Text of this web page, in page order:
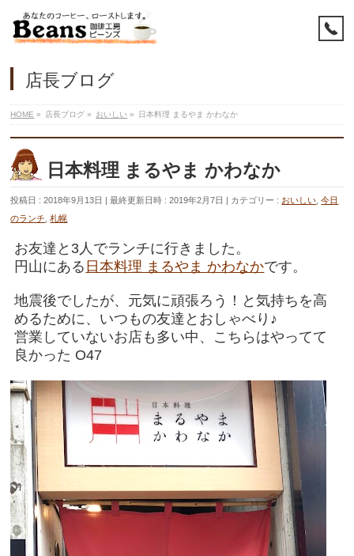
店長ブログ
HOME » 店長ブログ » おいしい » 日本料理 まるやま かわなか
日本料理 まるやま かわなか
投稿日 : 2018年9月13日 最終更新日時 : 2019年2月7日 カテゴリー : おいしい ,今日
のランチ ,札幌
お友達と3人でランチに行きました。
円山にある 日本料理 まるやま かわなかです。
地震後でしたが、元気に頑張ろう！と気持ちを高
めるために、いつもの友達とおしゃべり♪
営業していないお店も多い中、こちらはやってて
良かった O47